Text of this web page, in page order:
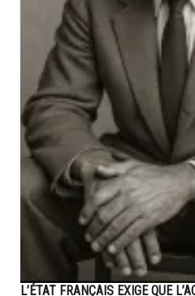
L’ÉTAT FRANÇAIS EXIGE QUE